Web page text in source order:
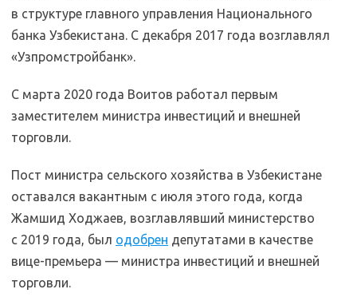
в структуре главного управления Национального
банка Узбекистана. С декабря 2017 года возглавлял
«Узпромстройбанк».
С марта 2020 года Воитов работал первым
заместителем министра инвестиций и внешней
торговли.
Пост министра сельского хозяйства в Узбекистане
оставался вакантным с июля этого года, когда
Жамшид Ходжаев, возглавлявший министерство
с 2019 года, был одобрен депутатами в качестве
вице-премьера — министра инвестиций и внешней
торговли.